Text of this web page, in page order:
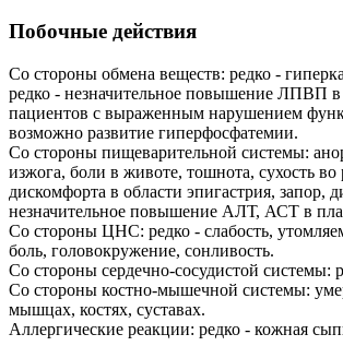
Побочные действия
Со стороны обмена веществ: редко -
редко - незначительное повышение ЛПВП
пациентов с выраженным нарушением
возможно развитие гиперфосфатемии.
Со стороны пищеварительной системы:
изжога, боли в животе, тошнота, сухость
дискомфорта в области эпигастрия, запор,
незначительное повышение АЛТ, АСТ в
Со стороны ЦНС: редко - слабость,
боль, головокружение, сонливость.
Со стороны сердечно-сосудистой системы:
Со стороны костно-мышечной системы:
мышцах, костях, суставах.
Аллергические реакции: редко - кожная